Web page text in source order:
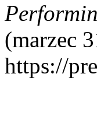
(marzec
https://